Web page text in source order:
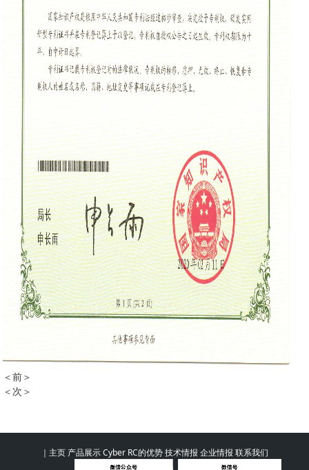
＜前＞
＜次＞
｜ 主页 产品展示Cyber RC的优势技术情报 企业情报 联系我们